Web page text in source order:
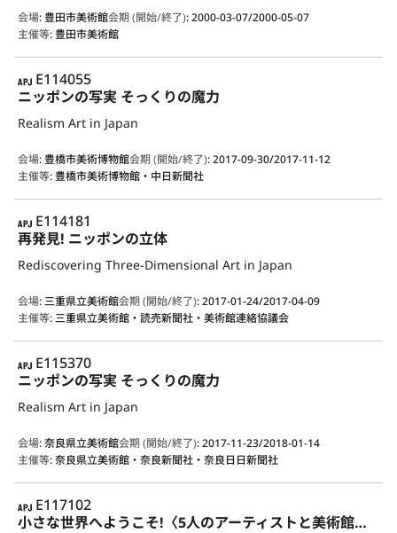
会場:豊田市美術館会期 (開始/終了):2000-03-07/2000-05-07
主催等:豊田市美術館
APJ
E114055
ニッポンの写実 そっくりの魔力
Realism Art in Japan
会場:豊橋市美術博物館会期 (開始/終了):2017-09-30/2017-11-12
主催等:豊橋市美術博物館・中日新聞社
APJ
E114181
再発見! ニッポンの立体
Rediscovering Three-Dimensional Art in Japan
会場:三重県立美術館会期 (開始/終了):2017-01-24/2017-04-09
主催等:三重県立美術館・読売新聞社・美術館連絡協議会
APJ
E115370
ニッポンの写実 そっくりの魔力
Realism Art in Japan
会場:奈良県立美術館会期 (開始/終了):2017-11-23/2018-01-14
主催等:奈良県立美術館・奈良新聞社・奈良日日新聞社
APJ
E117102
小さな世界へようこそ!〈5人のアーティストと美術館コレクションのすてきな出会い〉